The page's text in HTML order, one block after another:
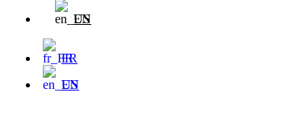
EN
FR
EN